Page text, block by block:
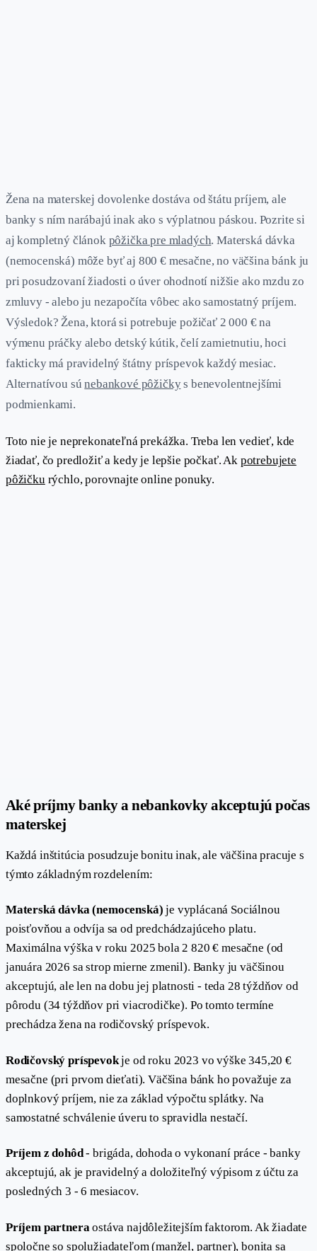
Žena na materskej dovolenke dostáva od štátu príjem, ale
banky s ním narábajú inak ako s výplatnou páskou. Pozrite si
aj kompletný článok pôžička pre mladých. Materská dávka
(nemocenská) môže byť aj 800 € mesačne, no väčšina bánk ju
pri posudzovaní žiadosti o úver ohodnotí nižšie ako mzdu zo
zmluvy - alebo ju nezapočíta vôbec ako samostatný príjem.
Výsledok? Žena, ktorá si potrebuje požičať 2 000 € na
výmenu práčky alebo detský kútik, čelí zamietnutiu, hoci
fakticky má pravidelný štátny príspevok každý mesiac.
Alternatívou súnebankové pôžičkys benevolentnejšími
podmienkami.
Toto nie je neprekonateľná prekážka. Treba len vedieť, kde
žiadať, čo predložiť a kedy je lepšie počkať. Ak potrebujete
pôžičku rýchlo, porovnajte online ponuky.
Aké príjmy banky a nebankovky akceptujú počas
materskej
Každá inštitúcia posudzuje bonitu inak, ale väčšina pracuje s
týmto základným rozdelením:
Materská dávka (nemocenská) je vyplácaná Sociálnou
poisťovňou a odvíja sa od predchádzajúceho platu.
Maximálna výška v roku 2025 bola 2 820 € mesačne (od
januára 2026 sa strop mierne zmenil). Banky ju väčšinou
akceptujú, ale len na dobu jej platnosti - teda 28 týždňov od
pôrodu (34 týždňov pri viacrodičke). Po tomto termíne
prechádza žena na rodičovský príspevok.
Rodičovský príspevokje od roku 2023 vo výške 345,20 €
mesačne (pri prvom dieťati). Väčšina bánk ho považuje za
doplnkový príjem, nie za základ výpočtu splátky. Na
samostatné schválenie úveru to spravidla nestačí.
Príjem z dohôd- brigáda, dohoda o vykonaní práce - banky
akceptujú, ak je pravidelný a doložiteľný výpisom z účtu za
posledných 3 - 6 mesiacov.
Príjem partneraostáva najdôležitejším faktorom. Ak žiadate
spoločne so spolužiadateľom (manžel, partner), bonita sa